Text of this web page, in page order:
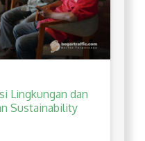
Lingkungan dan
Sustainability